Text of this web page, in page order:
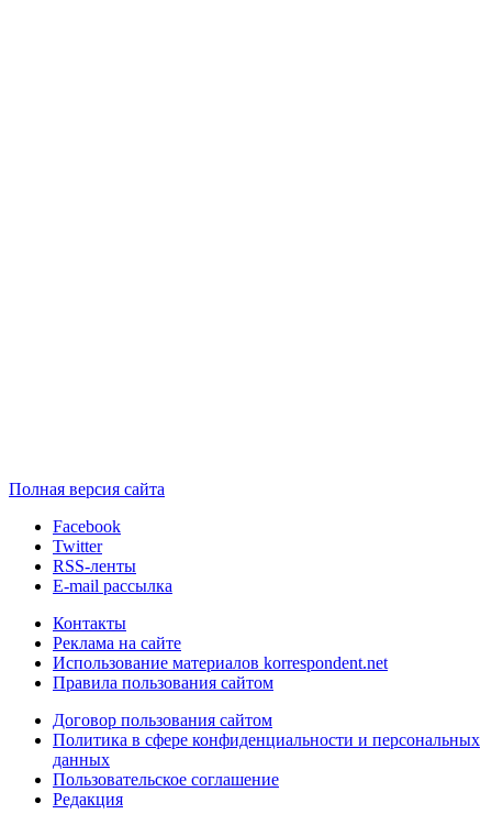
Полная версия сайта
Facebook
Twitter
RSS-ленты
E-mail рассылка
Контакты
Реклама на сайте
Использование материалов korrespondent.net
Правила пользования сайтом
Договор пользования сайтом
Политика в сфере конфиденциальности и персональных
данных
Пользовательское соглашение
Редакция